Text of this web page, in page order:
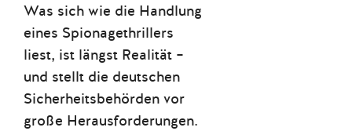
Was sich wie die Handlung
eines Spionagethrillers
liest, ist längst Realität –
und stellt die deutschen
Sicherheitsbehörden vor
große Herausforderungen.